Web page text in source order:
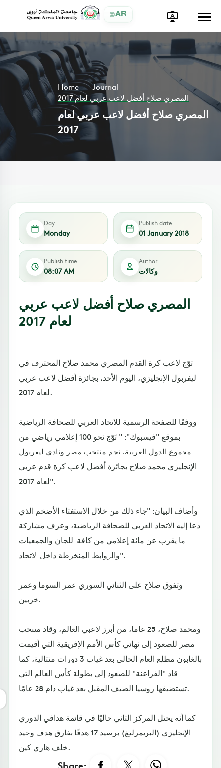
AR
Home
Journal
المصري صلاح أفضل لاعب عربي لعام 2017
المصري صلاح أفضل لاعب عربي لعام
2017
Day
Monday
Publish date
01 January 2018
Publish time
08:07 AM
Author
وكالات
المصري صلاح أفضل لاعب عربي
لعام 2017
توّج لاعب كرة القدم المصري محمد صلاح المحترف في
ليفربول الإنجليزي، اليوم الأحد، بجائزة أفضل لاعب عربي
لعام 2017.
ووفقًا للصفحة الرسمية للاتحاد العربي للصحافة الرياضية
بموقع "فيسبوك": " تَوّج نحو 100 إعلامي رياضي من
مجموع الدول العربية، نجم منتخب مصر ونادي ليفربول
الإنجليزي محمد صلاح بجائزة أفضل لاعب كرة قدم عربي
لعام 2017".
وأضاف البيان: "جاء ذلك من خلال الاستفتاء الأضخم الذي
دعا إليه الاتحاد العربي للصحافة الرياضية، وعرف مشاركة
ما يقرب عن مائة إعلامي من كافة اللجان والجمعيات
والروابط المنخرطة داخل الاتحاد".
وتفوق صلاح على الثنائي السوري عمر السوما وعمر
خربين.
ومحمد صلاح، 25 عاما، من أبرز لاعبي العالم، وقاد منتخب
مصر للصعود إلى نهائي كأس الأمم الإفريقية التي أقيمت
بالغابون مطلع العام الحالي بعد غياب 3 دورات متتالية، كما
قاد "الفراعنة" للصعود إلى بطولة كأس العالم التي
تستضيفها روسيا الصيف المقبل بعد غياب دام 28 عامًا.
كما أنه يحتل المركز الثاني حاليًا في قائمة هدافي الدوري
الإنجليزي (البريمرليغ) برصيد 17 هدفًا بفارق هدف وحيد
خلف هاري كين.
Share: